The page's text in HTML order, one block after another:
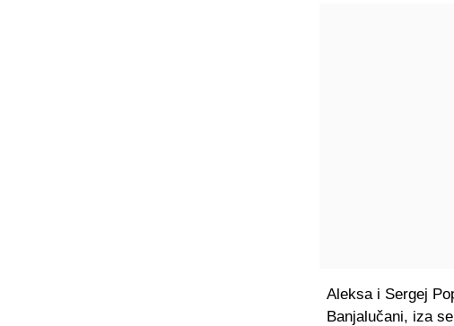
Aleksa i Sergej
Banjalučani, iza